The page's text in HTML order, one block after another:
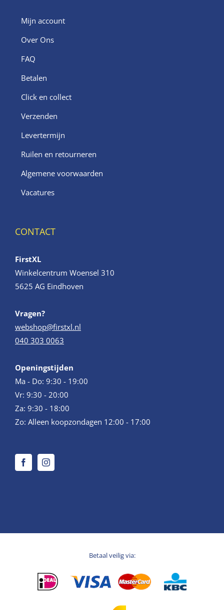
Mijn account
Over Ons
FAQ
Betalen
Click en collect
Verzenden
Levertermijn
Ruilen en retourneren
Algemene voorwaarden
Vacatures
CONTACT
FirstXL
Winkelcentrum Woensel 310
5625 AG Eindhoven
Vragen?
webshop@firstxl.nl
040 303 0063
Openingstijden
Ma - Do: 9:30 - 19:00
Vr: 9:30 - 20:00
Za: 9:30 - 18:00
Zo: Alleen koopzondagen 12:00 - 17:00
Betaal veilig via: